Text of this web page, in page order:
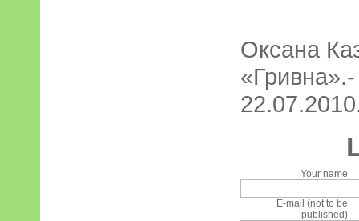
Оксана
Your name
E-mail (not to be
published)